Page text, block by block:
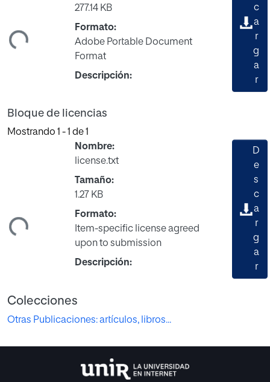
277.14 KB
Formato:
Adobe Portable Document
Format
Descripción:
c
a
r
g
a
r
Bloque de licencias
Mostrando 1 - 1 de 1
Nombre:
license.txt
Tamaño:
1.27 KB
Formato:
Item-specific license agreed
upon to submission
Descripción:
D
e
s
c
a
r
g
a
r
Colecciones
Otras Publicaciones: artículos, libros...